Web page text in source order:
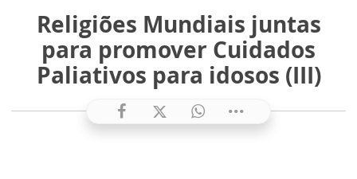
Religiões Mundiais juntas
para promover Cuidados
Paliativos para idosos (III)